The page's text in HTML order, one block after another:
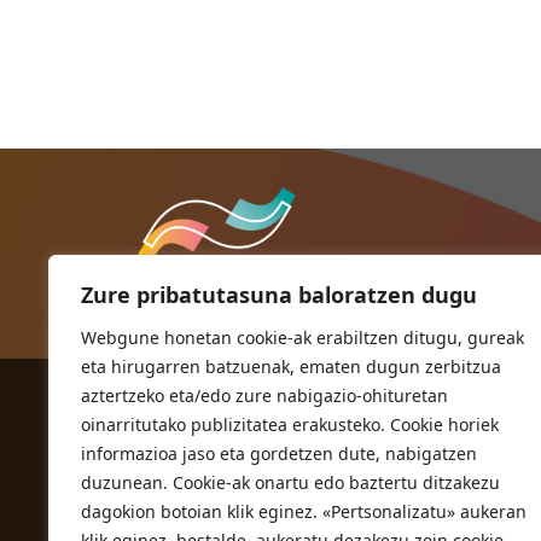
Zure pribatutasuna baloratzen dugu
Webgune honetan cookie-ak erabiltzen ditugu, gureak
eta hirugarren batzuenak, ematen dugun zerbitzua
aztertzeko eta/edo zure nabigazio-ohituretan
oinarritutako publizitatea erakusteko. Cookie horiek
informazioa jaso eta gordetzen dute, nabigatzen
duzunean. Cookie-ak onartu edo baztertu ditzakezu
dagokion botoian klik eginez. «Pertsonalizatu» aukeran
ORIOKO UDALA
Herriko plaza,1
20810 Orio (Gipuzkoa)
T. 943 83 03 46